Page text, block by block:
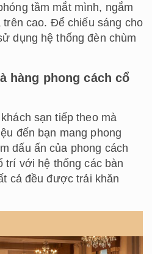
tầm mắt mình, ngắm
cao. Để chiếu sáng cho
dụng hệ thống đèn chùm
hàng phong cách cổ
sạn tiếp theo mà
đến bạn mang phong
dấu ấn của phong cách
trí với hệ thống các bàn
cả đều được trải khăn